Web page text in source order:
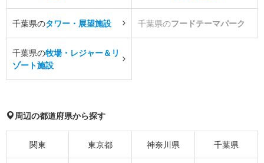
千葉県のタワー・展望施設 千葉県のフードテーマパーク
千葉県の牧場・レジャー＆リ
ゾート施設
周辺の都道府県から探す
関東 東京都 神奈川県 千葉県